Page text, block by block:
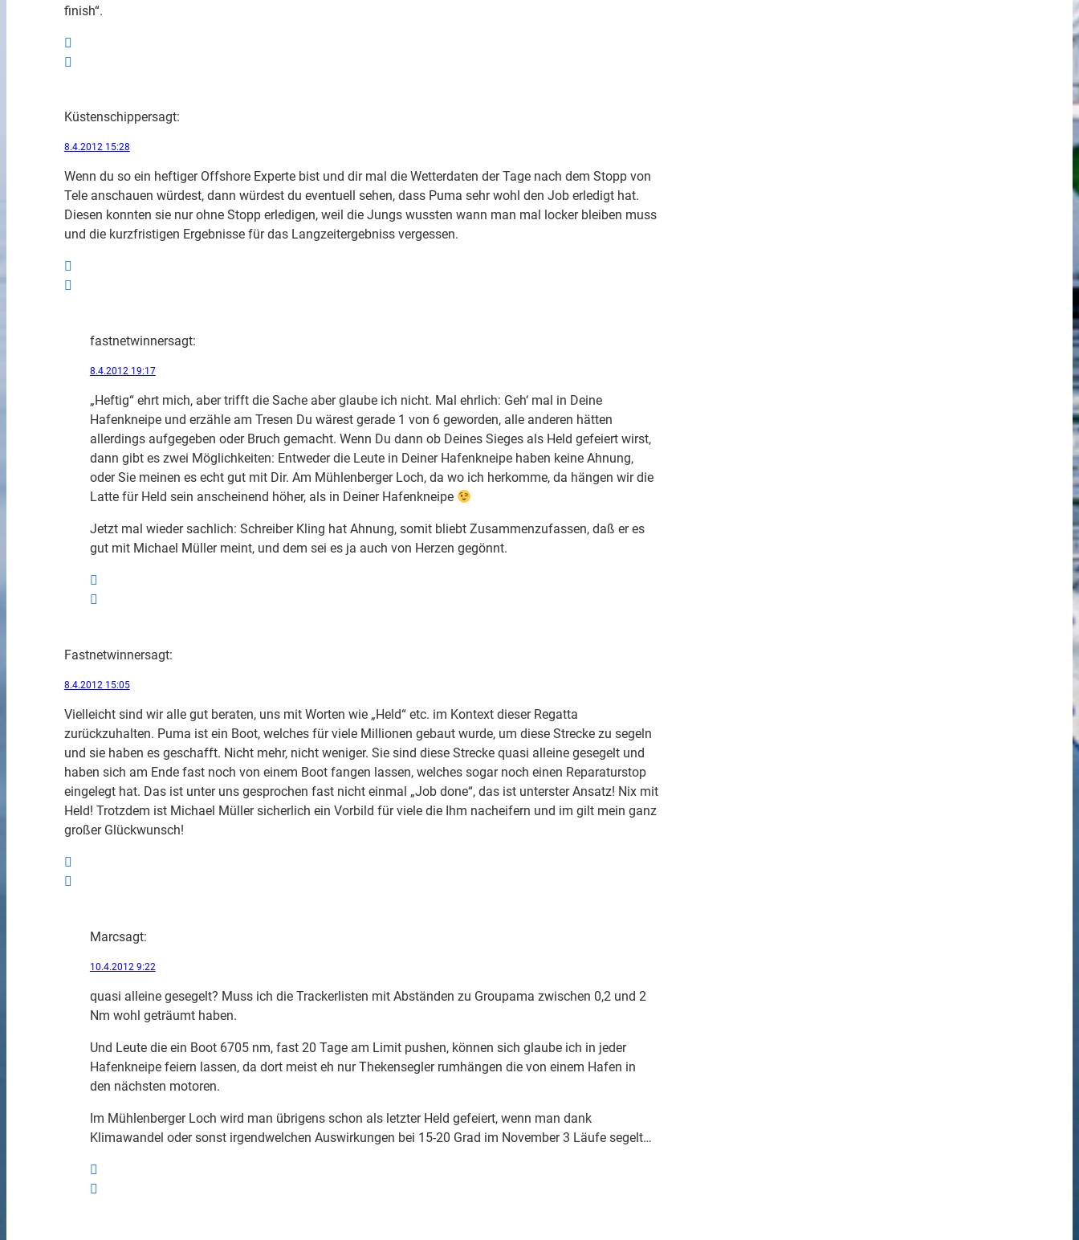
finish“.
Küstenschippersagt:
8.4.2012 15:28
Wenn du so ein heftiger Offshore Experte bist und dir mal die Wetterdaten der Tage nach dem Stopp von
Tele anschauen würdest, dann würdest du eventuell sehen, dass Puma sehr wohl den Job erledigt hat.
Diesen konnten sie nur ohne Stopp erledigen, weil die Jungs wussten wann man mal locker bleiben muss
und die kurzfristigen Ergebnisse für das Langzeitergebniss vergessen.
fastnetwinnersagt:
8.4.2012 19:17
„Heftig“ ehrt mich, aber trifft die Sache aber glaube ich nicht. Mal ehrlich: Geh‘ mal in Deine
Hafenkneipe und erzähle am Tresen Du wärest gerade 1 von 6 geworden, alle anderen hätten
allerdings aufgegeben oder Bruch gemacht. Wenn Du dann ob Deines Sieges als Held gefeiert wirst,
dann gibt es zwei Möglichkeiten: Entweder die Leute in Deiner Hafenkneipe haben keine Ahnung,
oder Sie meinen es echt gut mit Dir. Am Mühlenberger Loch, da wo ich herkomme, da hängen wir die
Latte für Held sein anscheinend höher, als in Deiner Hafenkneipe
Jetzt mal wieder sachlich: Schreiber Kling hat Ahnung, somit bliebt Zusammenzufassen, daß er es
gut mit Michael Müller meint, und dem sei es ja auch von Herzen gegönnt.
Fastnetwinnersagt:
8.4.2012 15:05
Vielleicht sind wir alle gut beraten, uns mit Worten wie „Held“ etc. im Kontext dieser Regatta
zurückzuhalten. Puma ist ein Boot, welches für viele Millionen gebaut wurde, um diese Strecke zu segeln
und sie haben es geschafft. Nicht mehr, nicht weniger. Sie sind diese Strecke quasi alleine gesegelt und
haben sich am Ende fast noch von einem Boot fangen lassen, welches sogar noch einen Reparaturstop
eingelegt hat. Das ist unter uns gesprochen fast nicht einmal „Job done“, das ist unterster Ansatz! Nix mit
Held! Trotzdem ist Michael Müller sicherlich ein Vorbild für viele die Ihm nacheifern und im gilt mein ganz
großer Glückwunsch!
Marcsagt:
10.4.2012 9:22
quasi alleine gesegelt? Muss ich die Trackerlisten mit Abständen zu Groupama zwischen 0,2 und 2
Nm wohl geträumt haben.
Und Leute die ein Boot 6705 nm, fast 20 Tage am Limit pushen, können sich glaube ich in jeder
Hafenkneipe feiern lassen, da dort meist eh nur Thekensegler rumhängen die von einem Hafen in
den nächsten motoren.
Im Mühlenberger Loch wird man übrigens schon als letzter Held gefeiert, wenn man dank
Klimawandel oder sonst irgendwelchen Auswirkungen bei 15-20 Grad im November 3 Läufe segelt…